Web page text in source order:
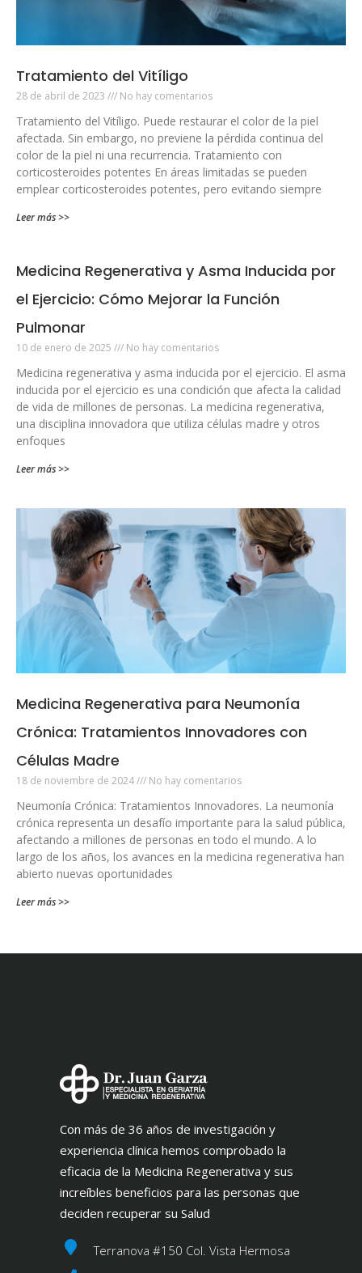
Tratamiento del Vitíligo
28 de abril de 2023 No hay comentarios
Tratamiento del Vitíligo. Puede restaurar el color de la piel
afectada. Sin embargo, no previene la pérdida continua del
color de la piel ni una recurrencia. Tratamiento con
corticosteroides potentes En áreas limitadas se pueden
emplear corticosteroides potentes, pero evitando siempre
Leer más >>
Medicina Regenerativa y Asma Inducida por
el Ejercicio: Cómo Mejorar la Función
Pulmonar
10 de enero de 2025 No hay comentarios
Medicina regenerativa y asma inducida por el ejercicio. El asma
inducida por el ejercicio es una condición que afecta la calidad
de vida de millones de personas. La medicina regenerativa,
una disciplina innovadora que utiliza células madre y otros
enfoques
Leer más >>
Medicina Regenerativa para Neumonía
Crónica: Tratamientos Innovadores con
Células Madre
18 de noviembre de 2024 No hay comentarios
Neumonía Crónica: Tratamientos Innovadores. La neumonía
crónica representa un desafío importante para la salud pública,
afectando a millones de personas en todo el mundo. A lo
largo de los años, los avances en la medicina regenerativa han
abierto nuevas oportunidades
Leer más >>
Con más de 36 años de investigación y
experiencia clínica hemos comprobado la
eficacia de la Medicina Regenerativa y sus
increíbles beneficios para las personas que
deciden recuperar su Salud
Terranova #150 Col. Vista Hermosa